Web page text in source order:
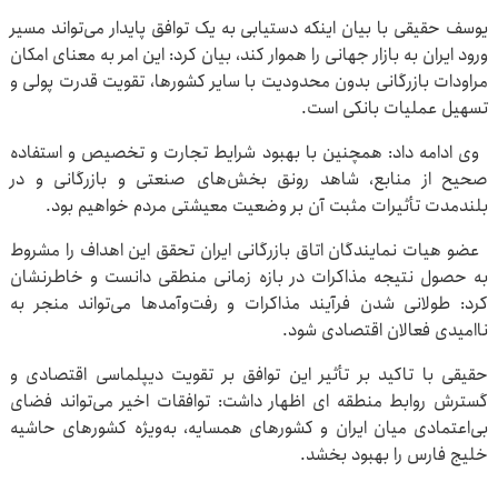
یوسف حقیقی با بیان اینکه دستیابی به یک توافق پایدار می‌تواند مسیر
ورود ایران به بازار جهانی را هموار کند، بیان کرد: این امر به معنای امکان
مراودات بازرگانی بدون محدودیت با سایر کشورها، تقویت قدرت پولی و
تسهیل عملیات بانکی است.
وی ادامه داد: همچنین با بهبود شرایط تجارت و تخصیص و استفاده
صحیح از منابع، شاهد رونق بخش‌های صنعتی و بازرگانی و در
بلندمدت تأثیرات مثبت آن بر وضعیت معیشتی مردم خواهیم بود.
عضو هیات نمایندگان اتاق بازرگانی ایران تحقق این اهداف را مشروط
به حصول نتیجه مذاکرات در بازه زمانی منطقی دانست و خاطرنشان
کرد: طولانی شدن فرآیند مذاکرات و رفت‌وآمدها می‌تواند منجر به
ناامیدی فعالان اقتصادی شود.
حقیقی با تاکید بر تأثیر این توافق بر تقویت دیپلماسی اقتصادی و
گسترش روابط منطقه ای اظهار داشت: توافقات اخیر می‌تواند فضای
بی‌اعتمادی میان ایران و کشورهای همسایه، به‌ویژه کشورهای حاشیه
خلیج فارس را بهبود بخشد.